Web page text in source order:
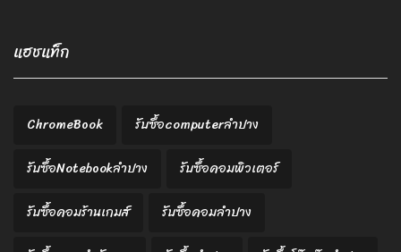
แฮชแท็ก
ChromeBook
รับซื้อcomputerลำปาง
รับซื้อNotebookลำปาง
รับซื้อคอมพิวเตอร์
รับซื้อคอมร้านเกมส์
รับซื้อคอมลำปาง